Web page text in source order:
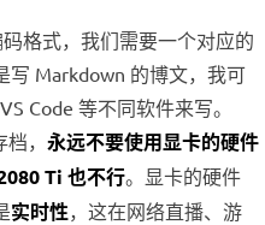
格式，我们需要一个对应的
写 Markdown 的博文，我可
Code 等不同软件来写。
， 永远不要使用显卡的硬件
Ti 也不行。显卡的硬件
实时性，这在网络直播、游